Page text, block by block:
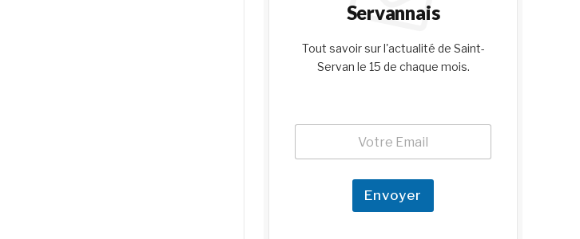
Servannais
Tout savoir sur l'actualité de Saint-
Servan le 15 de chaque mois.
m
a
l
E
m
E
a
Envoyer